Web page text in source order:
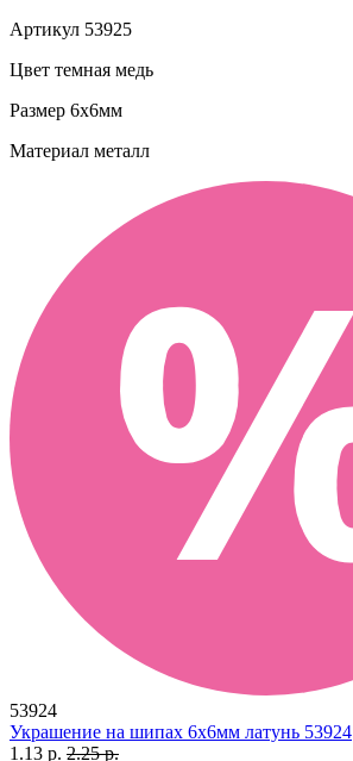
Артикул 53925
Цвет темная медь
Размер 6х6мм
Материал металл
53924
Украшение на шипах 6х6мм латунь 53924
1.13 р. 2.25 р.